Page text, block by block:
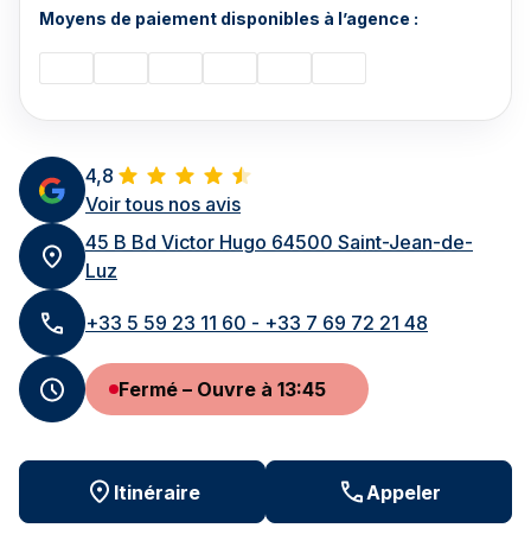
4,8
Voir tous nos avis
45 B Bd Victor Hugo 64500 Saint-Jean-de-
Luz
+33 5 59 23 11 60 - +33 7 69 72 21 48
Fermé – Ouvre à 13:45
Itinéraire Appeler
Moyens de paiement disponibles à l’agence :